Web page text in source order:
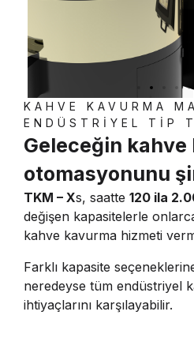
KAHVE KAVURMA
ENDÜSTRİYEL TİP
Geleceğin kahve
otomasyonunu
TKM – Xs, saatte 120 ila
değişen kapasitelerle
kahve kavurma hizmeti
Farklı kapasite
neredeyse tüm endüstriyel
ihtiyaçlarını karşılayabilir.